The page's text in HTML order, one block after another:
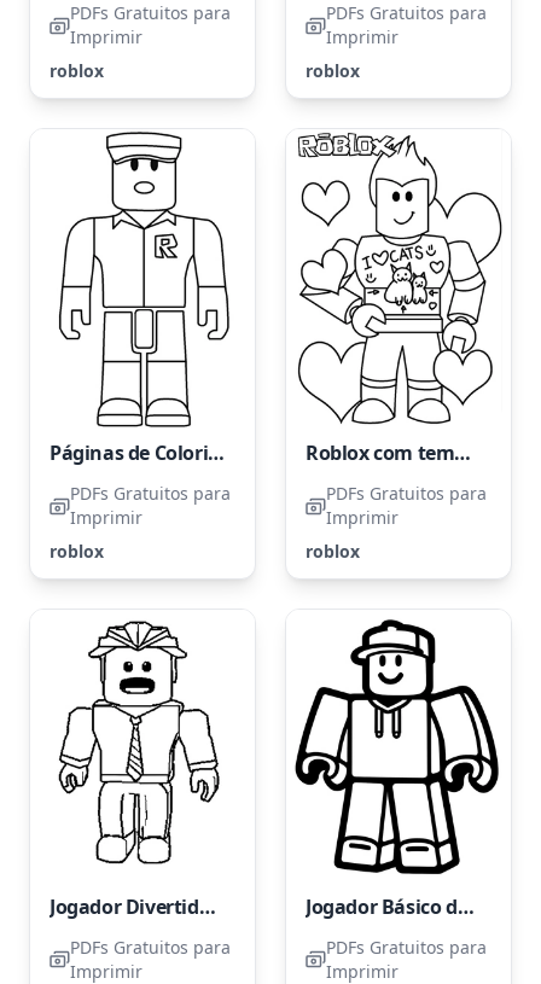
PDFs Gratuitos para
Imprimir
roblox
PDFs Gratuitos para
Imprimir
roblox
Páginas de Colorir Grátis de Roblox para Crianças
PDFs Gratuitos para
Imprimir
roblox
Roblox com tema de corações
PDFs Gratuitos para
Imprimir
roblox
Jogador Divertido de Roblox
PDFs Gratuitos para
Imprimir
Jogador Básico de Roblox
PDFs Gratuitos para
Imprimir